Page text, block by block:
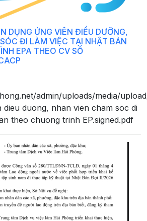
DỤNG ỨNG VIÊN ĐIỀU DƯỠNG,
ĐI LÀM VIỆC TẠI NHẬT BẢN
EPA THEO CV SỐ
admin/uploads/media/
dieu duong, nhan vien cham soc di
theo chuong trinh EP.signed.pdf